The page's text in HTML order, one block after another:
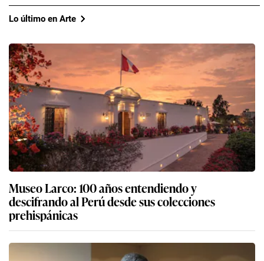
Lo último en Arte
Museo Larco: 100 años entendiendo y
descifrando al Perú desde sus colecciones
prehispánicas